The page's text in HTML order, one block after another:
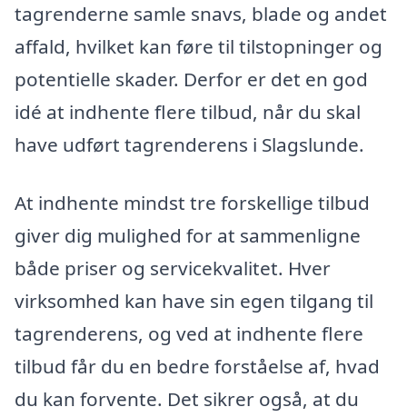
tagrenderne samle snavs, blade og andet
affald, hvilket kan føre til tilstopninger og
potentielle skader. Derfor er det en god
idé at indhente flere tilbud, når du skal
have udført tagrenderens i Slagslunde.
At indhente mindst tre forskellige tilbud
giver dig mulighed for at sammenligne
både priser og servicekvalitet. Hver
virksomhed kan have sin egen tilgang til
tagrenderens, og ved at indhente flere
tilbud får du en bedre forståelse af, hvad
du kan forvente. Det sikrer også, at du